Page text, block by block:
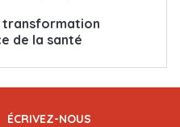
transformation
de la santé
ÉCRIVEZ-NOUS